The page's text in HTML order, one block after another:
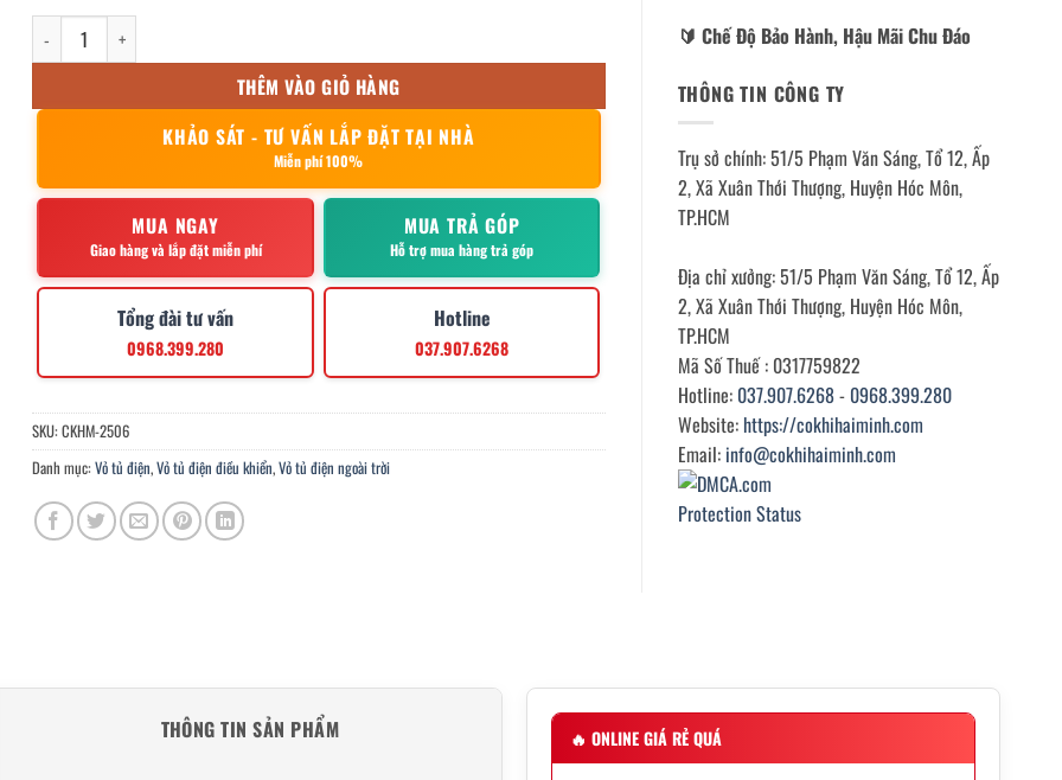
Vỏ tủ điện ngoài trời 600x600x200mm số lượng
THÊM VÀO GIỎ HÀNG
KHẢO SÁT - TƯ VẤN LẮP ĐẶT TẠI NHÀ
Miễn phí 100%
MUA NGAY
Giao hàng và lắp đặt miễn phí
MUA TRẢ GÓP
Hỗ trợ mua hàng trả góp
Tổng đài tư vấn
0968.399.280
Hotline
037.907.6268
SKU:CKHM-2506
Danh mục:Vỏ tủ điện,Vỏ tủ điện điều khiển,Vỏ tủ điện ngoài trời
🔰️ Chế Độ Bảo Hành, Hậu Mãi Chu Đáo
THÔNG TIN CÔNG TY
Trụ sở chính: 51/5 Phạm Văn Sáng, Tổ 12, Ấp
2, Xã Xuân Thới Thượng, Huyện Hóc Môn,
TP.HCM
Địa chỉ xưởng: 51/5 Phạm Văn Sáng, Tổ 12, Ấp
2, Xã Xuân Thới Thượng, Huyện Hóc Môn,
TP.HCM
Mã Số Thuế : 0317759822
Hotline: 037.907.6268- 0968.399.280
Website: https://cokhihaiminh.com
Email: info@cokhihaiminh.com
THÔNG TIN SẢN PHẨM 🔥 ONLINE GIÁ RẺ QUÁ